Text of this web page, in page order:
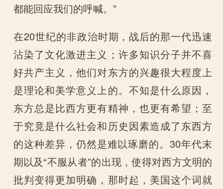
都能回应我们的呼喊。”
在20世纪的非政治时期，战后的那一代迅速
沾染了文化激进主义；许多知识分子并不喜
好共产主义，他们对东方的兴趣很大程度上
是理论和美学意义上的。不知是什么原因，
东方总是比西方更有精神，也更有希望；至
于究竟是什么社会和历史因素造成了东西方
的这种差异，仍然是难以琢磨的。30年代末
期以及“不服从者”的出现，使得对西方文明的
批判变得更加明确，那时起，美国这个词就